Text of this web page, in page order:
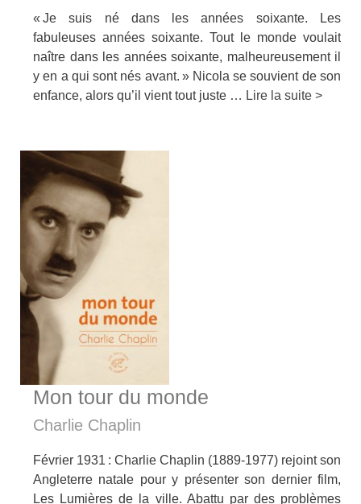
« Je suis né dans les années soixante. Les
fabuleuses années soixante. Tout le monde voulait
naître dans les années soixante, malheureusement il
y en a qui sont nés avant. » Nicola se souvient de son
enfance, alors qu’il vient tout juste … Lire la suite >
Mon tour du monde
Charlie Chaplin
Février 1931 : Charlie Chaplin (1889-1977) rejoint son
Angleterre natale pour y présenter son dernier film,
Les Lumières de la ville. Abattu par des problèmes